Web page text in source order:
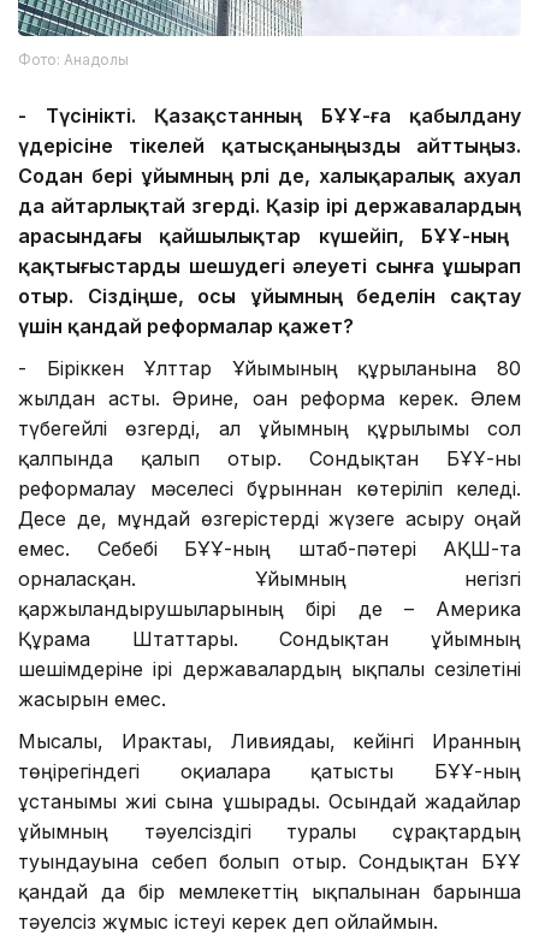
Фото: Анадолы
- Түсінікті. Қазақстанның БҰҰ-ға қабылдану
үдерісіне тікелей қатысқаныңызды айттыңыз.
Содан бері ұйымның рөлі де, халықаралық ахуал
да айтарлықтай өзгерді. Қазір ірі державалардың
арасындағы қайшылықтар күшейіп, БҰҰ-ның
қақтығыстарды шешудегі әлеуеті сынға ұшырап
отыр. Сіздіңше, осы ұйымның беделін сақтау
үшін қандай реформалар қажет?
- Біріккен Ұлттар Ұйымының құрылғанына 80
жылдан асты. Әрине, оған реформа керек. Әлем
түбегейлі өзгерді, ал ұйымның құрылымы сол
қалпында қалып отыр. Сондықтан БҰҰ-ны
реформалау мәселесі бұрыннан көтеріліп келеді.
Десе де, мұндай өзгерістерді жүзеге асыру оңай
емес. Себебі БҰҰ-ның штаб-пәтері АҚШ-та
орналасқан. Ұйымның негізгі
қаржыландырушыларының бірі де – Америка
Құрама Штаттары. Сондықтан ұйымның
шешімдеріне ірі державалардың ықпалы сезілетіні
жасырын емес.
Мысалы, Ирактағы, Ливиядағы, кейінгі Иранның
төңірегіндегі оқиғаларға қатысты БҰҰ-ның
ұстанымы жиі сынға ұшырады. Осындай жағдайлар
ұйымның тәуелсіздігі туралы сұрақтардың
туындауына себеп болып отыр. Сондықтан БҰҰ
қандай да бір мемлекеттің ықпалынан барынша
тәуелсіз жұмыс істеуі керек деп ойлаймын.